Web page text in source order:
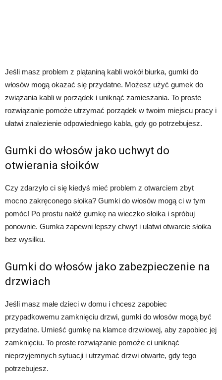
Jeśli masz problem z plątaniną kabli wokół biurka, gumki do
włosów mogą okazać się przydatne. Możesz użyć gumek do
związania kabli w porządek i uniknąć zamieszania. To proste
rozwiązanie pomoże utrzymać porządek w twoim miejscu pracy i
ułatwi znalezienie odpowiedniego kabla, gdy go potrzebujesz.
Gumki do włosów jako uchwyt do
otwierania słoików
Czy zdarzyło ci się kiedyś mieć problem z otwarciem zbyt
mocno zakręconego słoika? Gumki do włosów mogą ci w tym
pomóc! Po prostu nałóż gumkę na wieczko słoika i spróbuj
ponownie. Gumka zapewni lepszy chwyt i ułatwi otwarcie słoika
bez wysiłku.
Gumki do włosów jako zabezpieczenie na
drzwiach
Jeśli masz małe dzieci w domu i chcesz zapobiec
przypadkowemu zamknięciu drzwi, gumki do włosów mogą być
przydatne. Umieść gumkę na klamce drzwiowej, aby zapobiec jej
zamknięciu. To proste rozwiązanie pomoże ci uniknąć
nieprzyjemnych sytuacji i utrzymać drzwi otwarte, gdy tego
potrzebujesz.